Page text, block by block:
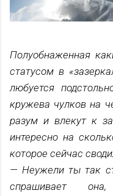
Полуобнаженная
статусом в
любуется
кружева чулков на
разум и влекут к
интересно на
которое сейчас
— Неужели ты так
спрашивает